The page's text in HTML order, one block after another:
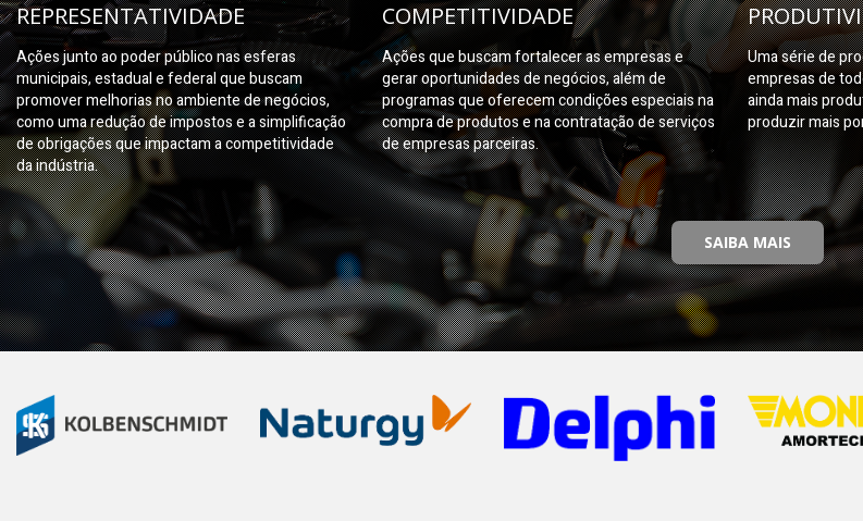
REPRESENTATIVIDADE
Ações junto ao poder público nas esferas
municipais, estadual e federal que buscam
promover melhorias no ambiente de negócios,
como uma redução de impostos e a simplificação
de obrigações que impactam a competitividade
da indústria.
COMPETITIVIDADE
Ações que buscam fortalecer as empresas e
gerar oportunidades de negócios, além de
programas que oferecem condições especiais na
compra de produtos e na contratação de serviços
de empresas parceiras.
Uma série de
empresas de
ainda mais
produzir mais
SAIBA MAIS